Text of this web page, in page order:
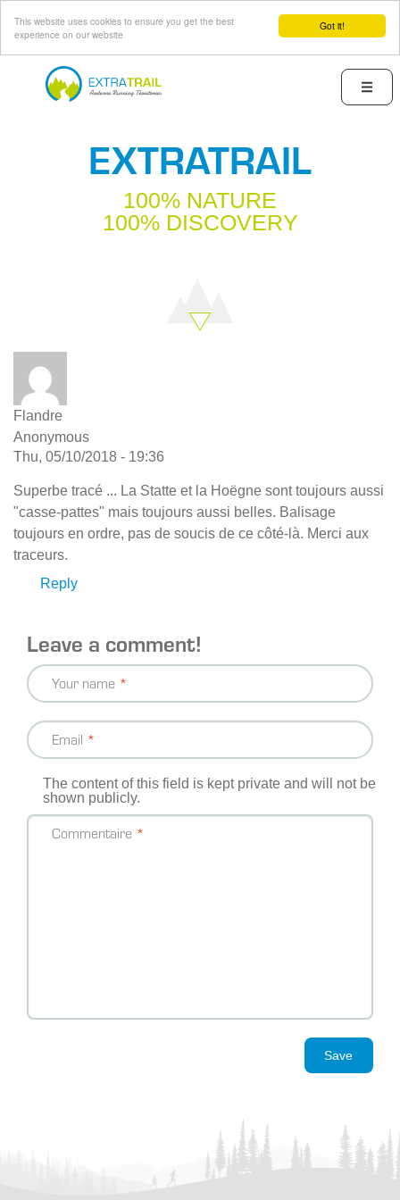
Got it!
This website uses cookies to ensure you get the best
experience on our website
Menu
EXTRATRAIL
100% NATURE
100% DISCOVERY
Flandre
Anonymous
Thu, 05/10/2018 - 19:36
Superbe tracé ... La Statte et la Hoëgne sont toujours aussi
"casse-pattes" mais toujours aussi belles. Balisage
toujours en ordre, pas de soucis de ce côté-là. Merci aux
traceurs.
Reply
Leave a comment!
Your name
Email
The content of this field is kept private and will not be
shown publicly.
Commentaire
Save